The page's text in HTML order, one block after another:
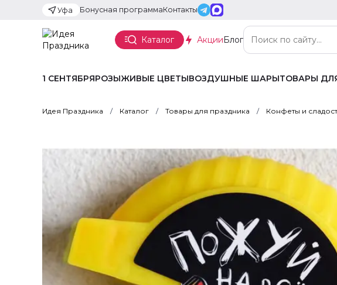
Уфа Бонусная программаКонтакты
Каталог АкцииБлог
1 СЕНТЯБРЯРОЗЫЖИВЫЕ ЦВЕТЫВОЗДУШНЫЕ ШАРЫТОВАРЫ
Идея Праздника Каталог Товары для праздника Конфеты и